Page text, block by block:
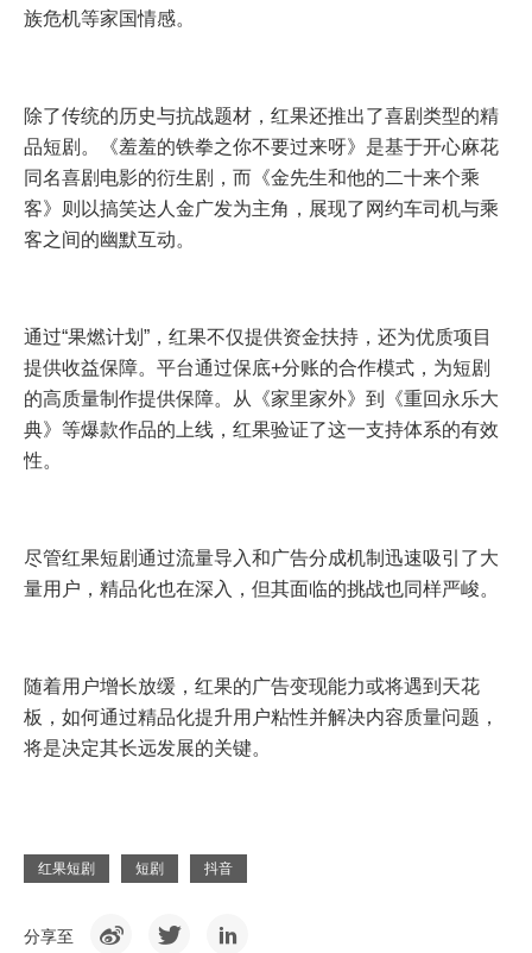
族危机等家国情感。
除了传统的历史与抗战题材，红果还推出了喜剧类型的精
品短剧。《羞羞的铁拳之你不要过来呀》是基于开心麻花
同名喜剧电影的衍生剧，而《金先生和他的二十来个乘
客》则以搞笑达人金广发为主角，展现了网约车司机与乘
客之间的幽默互动。
通过“果燃计划”，红果不仅提供资金扶持，还为优质项目
提供收益保障。平台通过保底+分账的合作模式，为短剧
的高质量制作提供保障。从《家里家外》到《重回永乐大
典》等爆款作品的上线，红果验证了这一支持体系的有效
性。
尽管红果短剧通过流量导入和广告分成机制迅速吸引了大
量用户，精品化也在深入，但其面临的挑战也同样严峻。
随着用户增长放缓，红果的广告变现能力或将遇到天花
板，如何通过精品化提升用户粘性并解决内容质量问题，
将是决定其长远发展的关键。
红果短剧 短剧 抖音
分享至